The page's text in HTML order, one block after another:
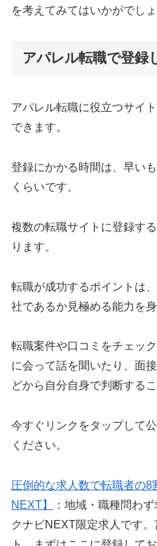
を考えてみてはいかがでしょ
アパレル転職で登録
アパレル転職に役立つサイ
できます。
登録にかかる時間は、早い
くらいです。
複数の転職サイトに登録す
ります。
転職が成功するポイントは
社であるか見極める能力を
転職案件や口コミをチェッ
に会って話を聞いたり、面
どから自分自身で判断する
今すぐリンクをタップして
ください。
圧倒的な求人数で転職者の8
NEXT】
：地域・職種問わ
クナビNEXT限定求人です